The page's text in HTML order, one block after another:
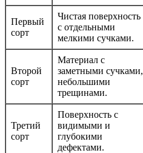
Первый
сорт
Чистая поверхность
с отдельными
мелкими сучками.
Второй
сорт
Материал с
заметными сучками,
небольшими
трещинами.
Третий
сорт
Поверхность с
видимыми и
глубокими
дефектами.